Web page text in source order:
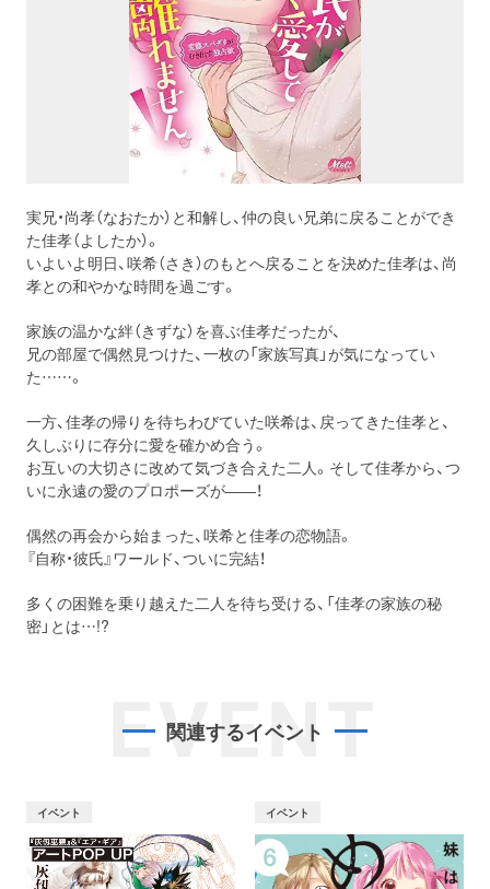
実兄・尚孝（なおたか）と和解し、仲の良い兄弟に戻ることができ
た佳孝（よしたか）。
いよいよ明日、咲希（さき）のもとへ戻ることを決めた佳孝は、尚
孝との和やかな時間を過ごす。
家族の温かな絆（きずな）を喜ぶ佳孝だったが、
兄の部屋で偶然見つけた、一枚の「家族写真」が気になってい
た……。
一方、佳孝の帰りを待ちわびていた咲希は、戻ってきた佳孝と、
久しぶりに存分に愛を確かめ合う。
お互いの大切さに改めて気づき合えた二人。そして佳孝から、つ
いに永遠の愛のプロポーズが――！
偶然の再会から始まった、咲希と佳孝の恋物語。
『自称・彼氏』ワールド、ついに完結！
多くの困難を乗り越えた二人を待ち受ける、「佳孝の家族の秘
密」とは…!?
EVENT
関連するイベント
イベント イベント